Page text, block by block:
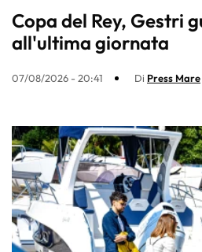
Copa del Rey, Gestri
all'ultima giornata
07/08/2026 - 20:41 Di Press Mare